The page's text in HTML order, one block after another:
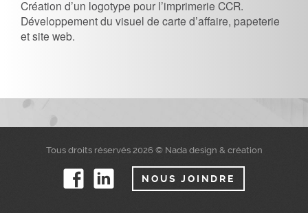
Création d’un logotype pour l’imprimerie CCR.
Développement du visuel de carte d’affaire, papeterie
et site web.
Tous droits réservés 2026 © Nada design & création
NOUS JOINDRE